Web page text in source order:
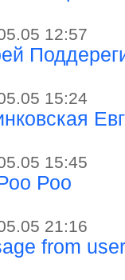
12:57
15:24
15:45
Роо
21:16
from